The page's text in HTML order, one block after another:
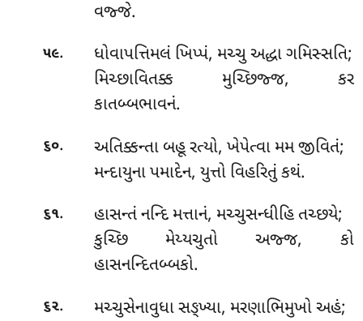
વજ્જે.
૫૯. ધોવાપત્તિમલં ખિપ્પં, મચ્ચુ અદ્ધા ગમિસ્સતિ;
મિચ્છાવિતક્ક મુચ્છિજ્જ, કર
કાતબ્બભાવનં.
૬૦.
અતિક્કન્તા બહૂ રત્યો, ખેપેત્વા મમ જીવિતં;
મન્દાયુના પમાદેન, યુત્તો વિહરિતું કથં.
૬૧. હાસન્તંનન્દિ મત્તાનં, મચ્ચુસન્ધીહિ તચ્છયે;
કુચ્છિ મેય્યચુતો અજ્જ, કો
હાસનન્દિતબ્બકો.
૬૨.
મચ્ચુસેનાવુધા સઙ્ખ્યા, મરણાભિમુખો અહં;